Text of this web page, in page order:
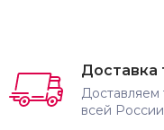
Доставка
всей России